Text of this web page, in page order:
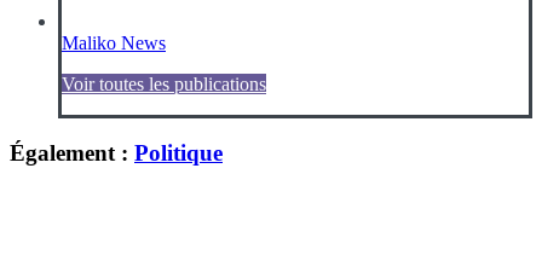
Maliko News
Voir toutes les publications
Également : Politique